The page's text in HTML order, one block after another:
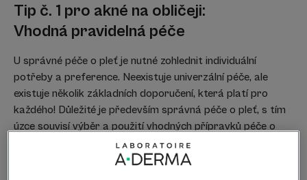
Tip č. 1 pro akné na obličeji:
Vhodná pravidelná péče
U správné péče o pleť je nutné zohlednit individuální
potřeby a preference. Neexistuje univerzální péče, ale
existuje několik základních doporučení, která platí pro
každého! Důležité je především správná péče o pleť, s tím
úzce souvisí výběr a použití vhodných přípravků péče o
pleť. Jak pleť čistit a jaký druh péče o pleť používat? V
jakém pořadí byste měli používat různé přípravky proti